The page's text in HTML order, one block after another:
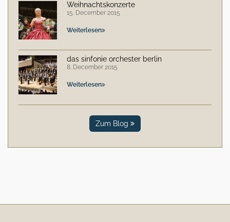
Weihnachtskonzerte
15. December 2015
Weiterlesen
das sinfonie orchester berlin
8. December 2015
Weiterlesen
Zum Blog